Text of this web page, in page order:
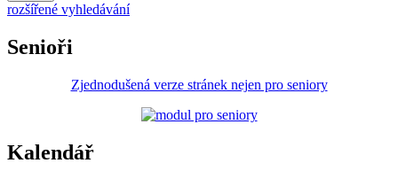
rozšířené vyhledávání
Senioři
Zjednodušená verze stránek nejen pro seniory
Kalendář